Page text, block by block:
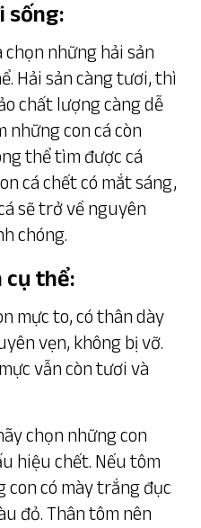
sống:
những hải sản
Hải sản càng tươi, thì
chất lượng càng dễ
những con cá còn
thể tìm được cá
cá chết có mắt sáng,
sẽ trở về nguyên
chóng.
cụ thể:
mực to, có thân dày
vẹn, không bị vỡ.
vẫn còn tươi và
chọn những con
hiệu chết. Nếu tôm
con có mày trắng đục
đỏ. Thân tôm nên